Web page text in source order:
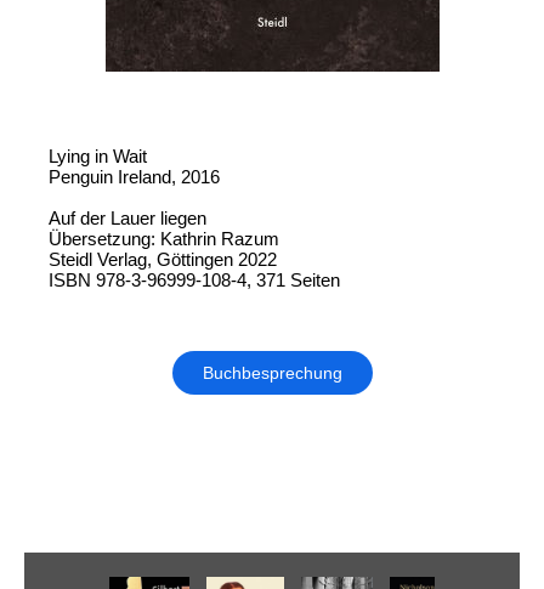
Lying in Wait
Penguin Ireland, 2016
Auf der Lauer liegen
Übersetzung: Kathrin Razum
Steidl Verlag, Göttingen 2022
ISBN 978-3-96999-108-4, 371 Seiten
Buchbesprechung